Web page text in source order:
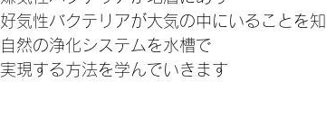
好気性バクテリアが大気の中にいることを
自然の浄化システムを水槽で
実現する方法を学んでいきます